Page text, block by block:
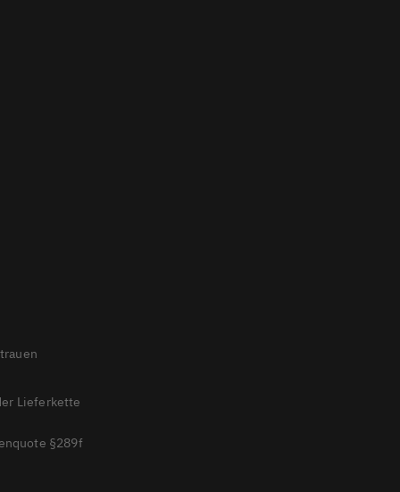
Lieferkette
§289f